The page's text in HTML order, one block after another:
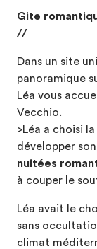
Gite
//
Dans un site
panoramique
Léa vous
Vecchio.
>Léa a choisi
développer
nuitées
à couper le
Léa avait le
sans
climat